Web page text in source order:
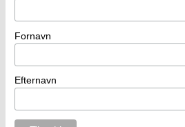
Fornavn
Efternavn